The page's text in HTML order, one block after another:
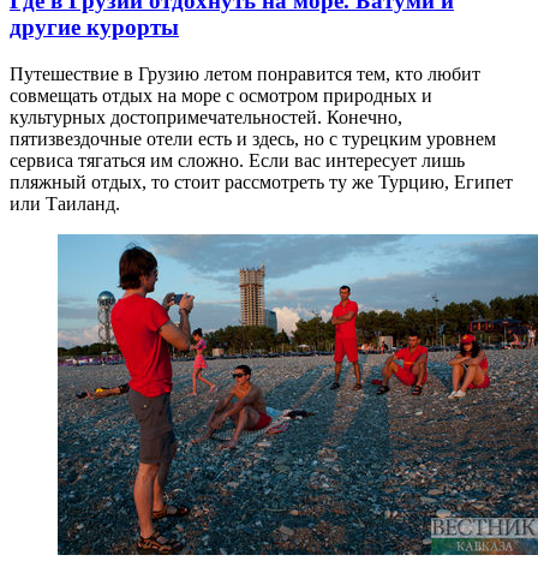
другие курорты
Путешествие в Грузию летом понравится тем, кто любит
совмещать отдых на море с осмотром природных и
культурных достопримечательностей. Конечно,
пятизвездочные отели есть и здесь, но с турецким уровнем
сервиса тягаться им сложно. Если вас интересует лишь
пляжный отдых, то стоит рассмотреть ту же Турцию, Египет
или Таиланд.